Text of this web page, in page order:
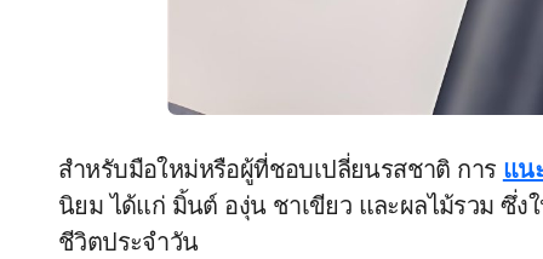
สำหรับมือใหม่หรือผู้ที่ชอบเปลี่ยนรสชาติ การ แน
นิยม ได้แก่ มิ้นต์ องุ่น ชาเขียว และผลไม้รวม ซึ่ง
ชีวิตประจำวัน